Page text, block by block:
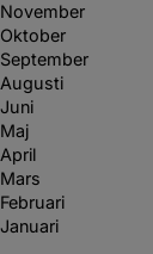
November
Oktober
September
Augusti
Juni
Maj
April
Mars
Februari
Januari